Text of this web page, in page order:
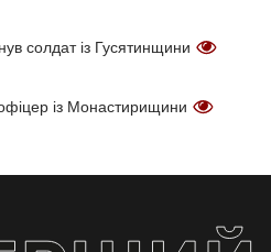
солдат із Гусятинщини
із Монастирищини